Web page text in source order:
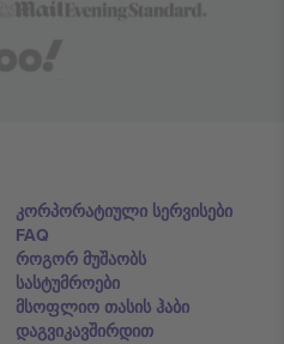
კორპორატიული სერვისები
FAQ
როგორ მუშაობს
სასტუმროები
მსოფლიო თასის ჰაბი
დაგვიკავშირდით